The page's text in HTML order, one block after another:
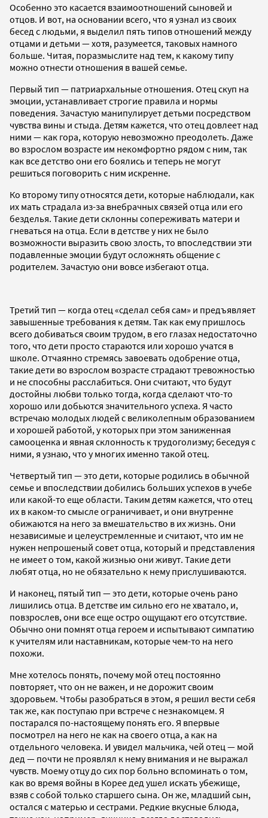
Особенно это касается взаимоотношений сыновей и
отцов. И вот, на основании всего, что я узнал из своих
бесед с людьми, я выделил пять типов отношений между
отцами и детьми — хотя, разумеется, таковых намного
больше. Читая, поразмыслите над тем, к какому типу
можно отнести отношения в вашей семье.
Первый тип — патриархальные отношения. Отец скуп на
эмоции, устанавливает строгие правила и нормы
поведения. Зачастую манипулирует детьми посредством
чувства вины и стыда. Детям кажется, что отец довлеет над
ними — как гора, которую невозможно преодолеть. Даже
во взрослом возрасте им некомфортно рядом с ним, так
как все детство они его боялись и теперь не могут
решиться поговорить с ним искренне.
Ко второму типу относятся дети, которые наблюдали, как
их мать страдала из-за внебрачных связей отца или его
безделья. Такие дети склонны сопереживать матери и
гневаться на отца. Если в детстве у них не было
возможности выразить свою злость, то впоследствии эти
подавленные эмоции будут осложнять общение с
родителем. Зачастую они вовсе избегают отца.
Третий тип — когда отец «сделал себя сам» и предъявляет
завышенные требования к детям. Так как ему пришлось
всего добиваться своим трудом, в его глазах недостаточно
того, что дети просто стараются или хорошо учатся в
школе. Отчаянно стремясь завоевать одобрение отца,
такие дети во взрослом возрасте страдают тревожностью
и не способны расслабиться. Они считают, что будут
достойны любви только тогда, когда сделают что-то
хорошо или добьются значительного успеха. Я часто
встречаю молодых людей с великолепным образованием
и хорошей работой, у которых при этом заниженная
самооценка и явная склонность к трудоголизму; беседуя с
ними, я узнаю, что у многих именно такой отец.
Четвертый тип — это дети, которые родились в обычной
семье и впоследствии добились больших успехов в учебе
или какой-то еще области. Таким детям кажется, что отец
их в каком-то смысле ограничивает, и они внутренне
обижаются на него за вмешательство в их жизнь. Они
независимые и целеустремленные и считают, что им не
нужен непрошеный совет отца, который и представления
не имеет о том, какой жизнью они живут. Такие дети
любят отца, но не обязательно к нему прислушиваются.
И наконец, пятый тип — это дети, которые очень рано
лишились отца. В детстве им сильно его не хватало, и,
повзрослев, они все еще остро ощущают его отсутствие.
Обычно они помнят отца героем и испытывают симпатию
к учителям или наставникам, которые чем-то на него
похожи.
Мне хотелось понять, почему мой отец постоянно
повторяет, что он не важен, и не дорожит своим
здоровьем. Чтобы разобраться в этом, я решил вести себя
так же, как поступаю при встрече с незнакомцем. Я
постарался по-настоящему понять его. Я впервые
посмотрел на него не как на своего отца, а как на
отдельного человека. И увидел мальчика, чей отец — мой
дед — почти не проявлял к нему внимания и не выражал
чувств. Моему отцу до сих пор больно вспоминать о том,
как во время войны в Корее дед ушел искать убежище,
взяв с собой только старшего сына. Он же, младший сын,
остался с матерью и сестрами. Редкие вкусные блюда,